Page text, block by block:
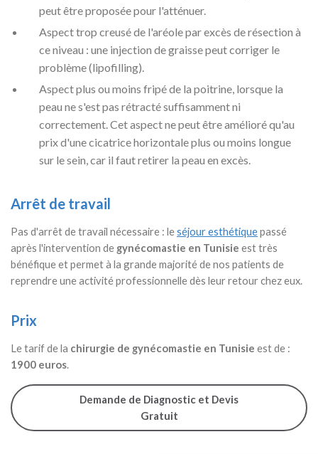
peut être proposée pour l'atténuer.
Aspect trop creusé de l'aréole par excès de résection à
ce niveau : une injection de graisse peut corriger le
problème (lipofilling).
Aspect plus ou moins fripé de la poitrine, lorsque la
peau ne s'est pas rétracté suffisamment ni
correctement. Cet aspect ne peut être amélioré qu'au
prix d'une cicatrice horizontale plus ou moins longue
sur le sein, car il faut retirer la peau en excès.
Arrêt de travail
Pas d'arrêt de travail nécessaire : leséjour esthétiquepassé
après l'intervention de gynécomastie en Tunisie est très
bénéfique et permet à la grande majorité de nos patients de
reprendre une activité professionnelle dès leur retour chez eux.
Prix
Le tarif de la chirurgie de gynécomastie en Tunisie est de :
1900 euros.
Demande de Diagnostic et Devis
Gratuit